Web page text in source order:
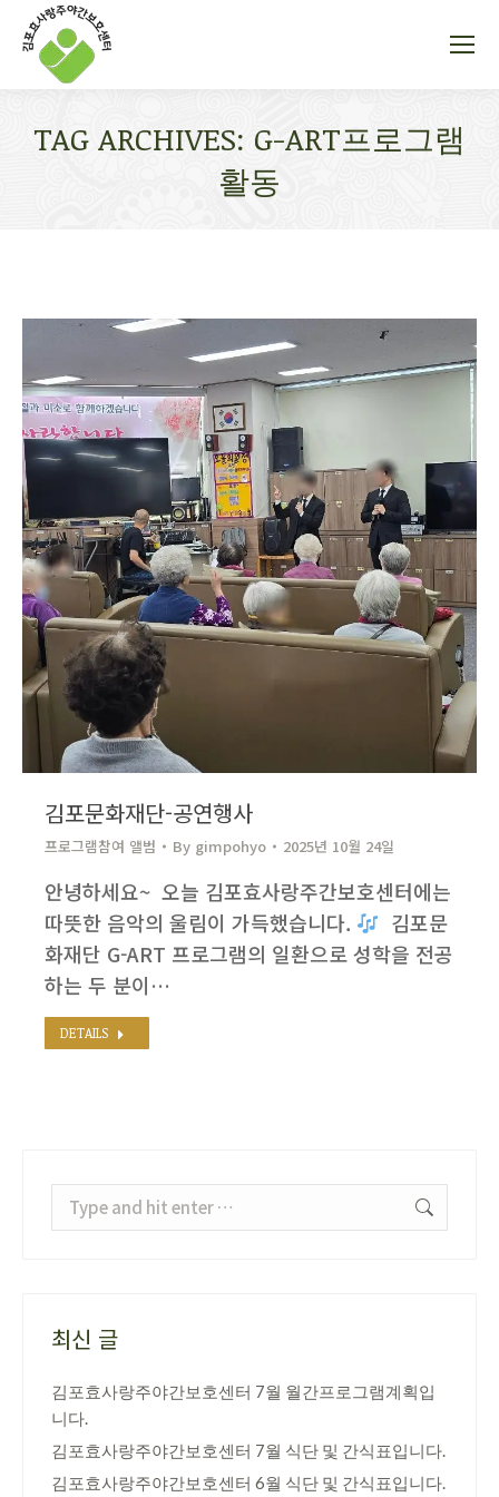
TAG ARCHIVES: G-ART프로그램
활동
김포문화재단-공연행사
프로그램참여 앨범 By gimpohyo​ 2025년 10월 24일
안녕하세요~ ​ 오늘 김포효사랑주간보호센터에는
따뜻한 음악의 울림이 가득했습니다.
​ 김포문
화재단 G-ART 프로그램의 일환으로 성학을 전공
하는 두 분이…
DETAILS
Search:
최신 글
김포효사랑주야간보호센터 7월 월간프로그램계획입
니다.
김포효사랑주야간보호센터 7월 식단 및 간식표입니다.
김포효사랑주야간보호센터 6월 식단 및 간식표입니다.